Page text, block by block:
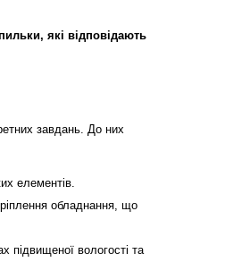
які відповідають
завдань. До них
елементів.
обладнання, що
підвищеної вологості та